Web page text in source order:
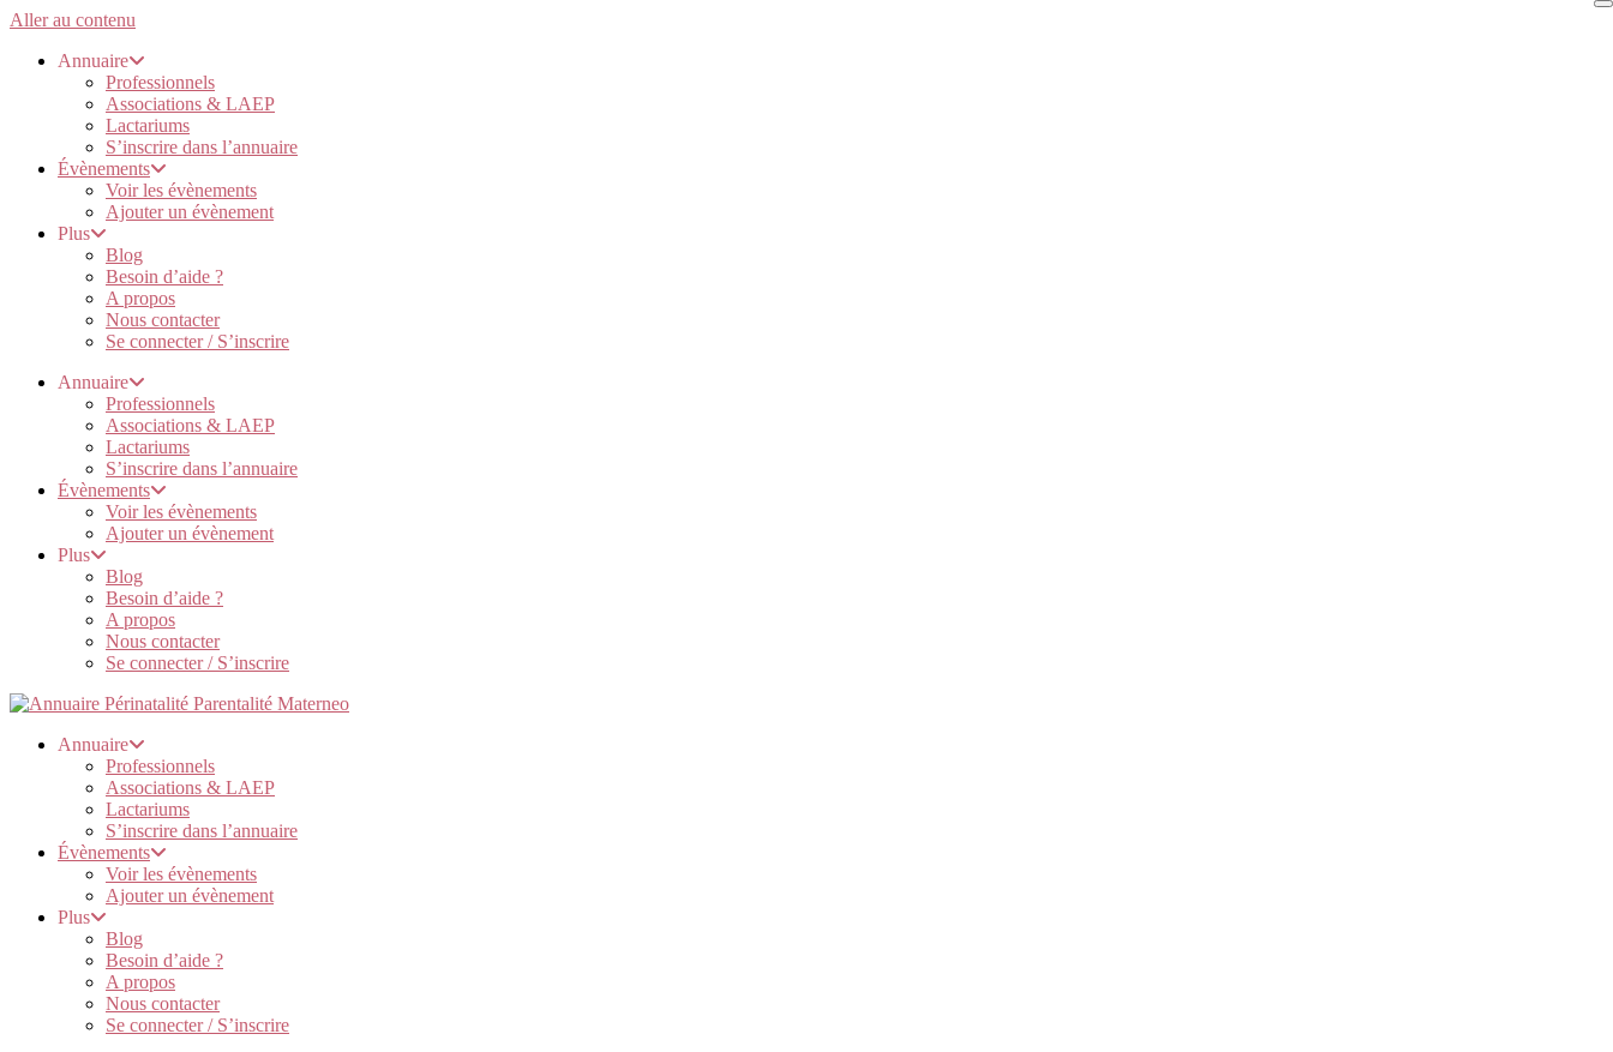
Aller au contenu
Annuaire
Professionnels
Associations & LAEP
Lactariums
S’inscrire dans l’annuaire
Évènements
Voir les évènements
Ajouter un évènement
Plus
Blog
Besoin d’aide ?
A propos
Nous contacter
Se connecter / S’inscrire
Annuaire
Professionnels
Associations & LAEP
Lactariums
S’inscrire dans l’annuaire
Évènements
Voir les évènements
Ajouter un évènement
Plus
Blog
Besoin d’aide ?
A propos
Nous contacter
Se connecter / S’inscrire
Annuaire
Professionnels
Associations & LAEP
Lactariums
S’inscrire dans l’annuaire
Évènements
Voir les évènements
Ajouter un évènement
Plus
Blog
Besoin d’aide ?
A propos
Nous contacter
Se connecter / S’inscrire